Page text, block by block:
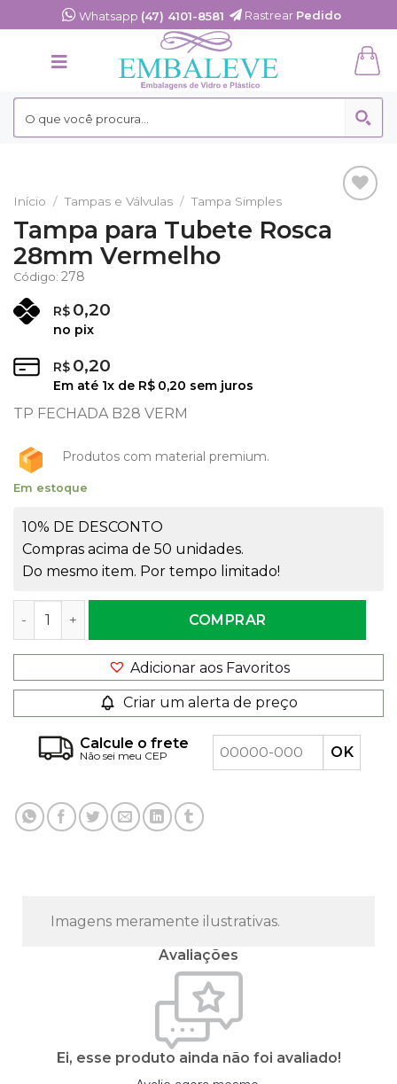
to
content
Whatsapp (47) 4101-8581 Rastrear Pedido
Início / Tampas e Válvulas / Tampa Simples
Tampa para Tubete Rosca
28mm Vermelho
Código: 278
R$ 0,20
no pix
R$ 0,20
Em até 1x de R$ 0,20 sem juros
TP FECHADA B28 VERM
Produtos com material premium.
Em estoque
10% DE DESCONTO
Compras acima de 50 unidades.
Do mesmo item. Por tempo limitado!
COMPRAR
Adicionar aos Favoritos
Criar um alerta de preço
Calcule o frete
Não sei meu CEP
Imagens meramente ilustrativas.
Avaliações
Ei, esse produto ainda não foi avaliado!